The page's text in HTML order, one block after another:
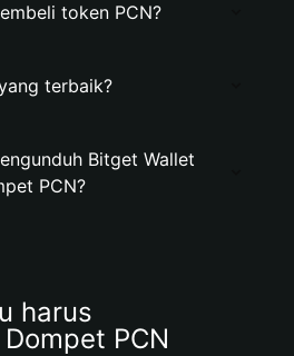
token PCN?
terbaik?
Bitget Wallet
PCN?
harus
PCN